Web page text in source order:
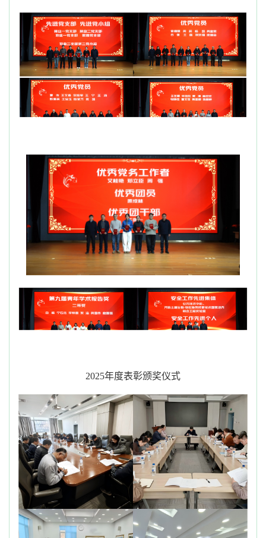
2025年度表彰颁奖仪式